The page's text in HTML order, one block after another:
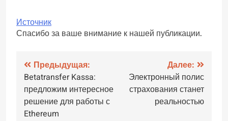
Источник
Спасибо за ваше внимание к нашей публикации.
Навигация
по
записям
Предыдущая:
Betatransfer Kassa:
предложим интересное
решение для работы с
Ethereum
Далее:
Электронный полис
страхования станет
реальностью